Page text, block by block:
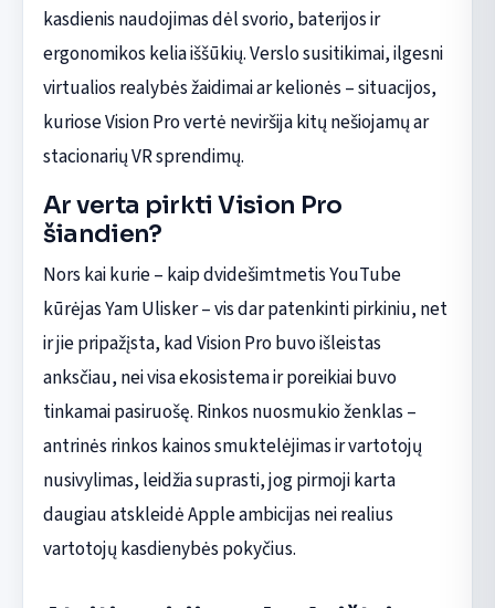
kasdienis naudojimas dėl svorio, baterijos ir
ergonomikos kelia iššūkių. Verslo susitikimai, ilgesni
virtualios realybės žaidimai ar kelionės – situacijos,
kuriose Vision Pro vertė neviršija kitų nešiojamų ar
stacionarių VR sprendimų.
Ar verta pirkti Vision Pro
šiandien?
Nors kai kurie – kaip dvidešimtmetis YouTube
kūrėjas Yam Ulisker – vis dar patenkinti pirkiniu, net
ir jie pripažįsta, kad Vision Pro buvo išleistas
anksčiau, nei visa ekosistema ir poreikiai buvo
tinkamai pasiruošę. Rinkos nuosmukio ženklas –
antrinės rinkos kainos smuktelėjimas ir vartotojų
nusivylimas, leidžia suprasti, jog pirmoji karta
daugiau atskleidė Apple ambicijas nei realius
vartotojų kasdienybės pokyčius.